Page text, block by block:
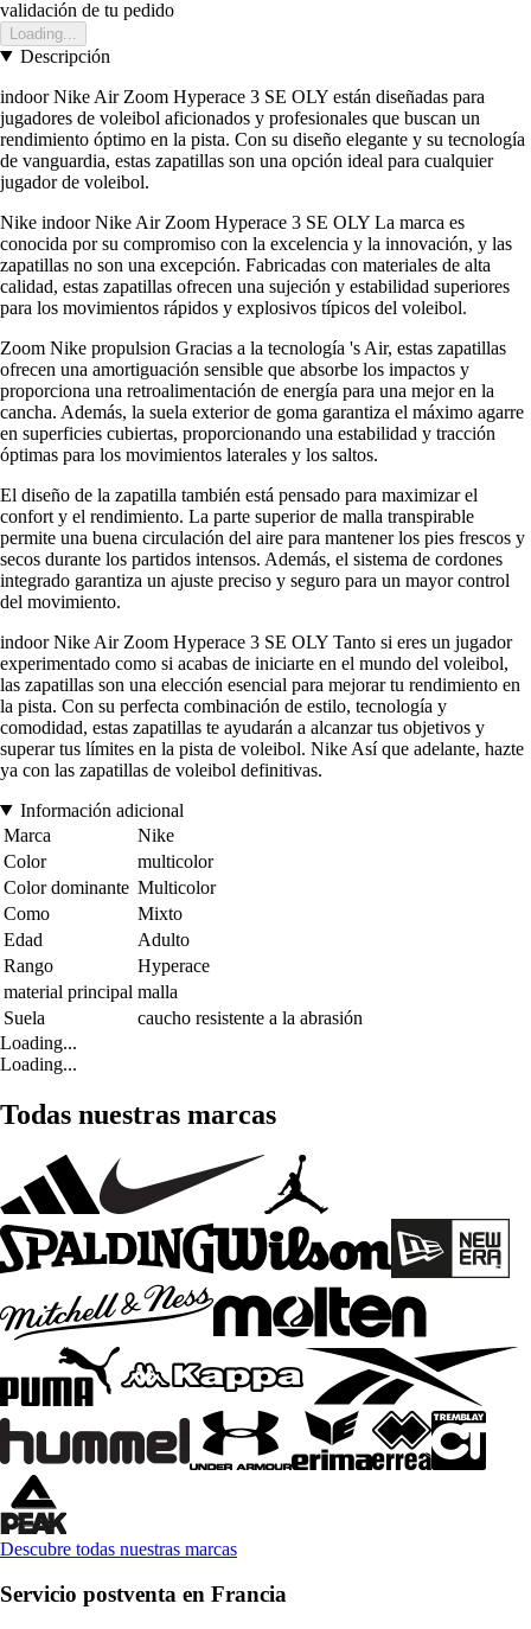
validación de tu pedido
Loading...
Descripción
indoor Nike Air Zoom Hyperace 3 SE OLY están diseñadas para
jugadores de voleibol aficionados y profesionales que buscan un
rendimiento óptimo en la pista. Con su diseño elegante y su tecnología
de vanguardia, estas zapatillas son una opción ideal para cualquier
jugador de voleibol.
Nike indoor Nike Air Zoom Hyperace 3 SE OLY La marca es
conocida por su compromiso con la excelencia y la innovación, y las
zapatillas no son una excepción. Fabricadas con materiales de alta
calidad, estas zapatillas ofrecen una sujeción y estabilidad superiores
para los movimientos rápidos y explosivos típicos del voleibol.
Zoom Nike propulsion Gracias a la tecnología 's Air, estas zapatillas
ofrecen una amortiguación sensible que absorbe los impactos y
proporciona una retroalimentación de energía para una mejor en la
cancha. Además, la suela exterior de goma garantiza el máximo agarre
en superficies cubiertas, proporcionando una estabilidad y tracción
óptimas para los movimientos laterales y los saltos.
El diseño de la zapatilla también está pensado para maximizar el
confort y el rendimiento. La parte superior de malla transpirable
permite una buena circulación del aire para mantener los pies frescos y
secos durante los partidos intensos. Además, el sistema de cordones
integrado garantiza un ajuste preciso y seguro para un mayor control
del movimiento.
indoor Nike Air Zoom Hyperace 3 SE OLY Tanto si eres un jugador
experimentado como si acabas de iniciarte en el mundo del voleibol,
las zapatillas son una elección esencial para mejorar tu rendimiento en
la pista. Con su perfecta combinación de estilo, tecnología y
comodidad, estas zapatillas te ayudarán a alcanzar tus objetivos y
superar tus límites en la pista de voleibol. Nike Así que adelante, hazte
ya con las zapatillas de voleibol definitivas.
Información adicional
Marca
Nike
Color
multicolor
Color dominante Multicolor
Como
Mixto
Edad
Adulto
Rango
Hyperace
material principal malla
Suela
caucho resistente a la abrasión
Loading...
Loading...
Todas nuestras marcas
Descubre todas nuestras marcas
Servicio postventa en Francia